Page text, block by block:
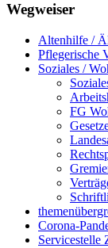
Wegweiser
Altenhilfe /
Pflegerische
Soziales /
FG
Corona-
Servicestelle